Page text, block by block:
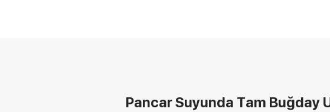
Pancar Suyunda Tam Buğday